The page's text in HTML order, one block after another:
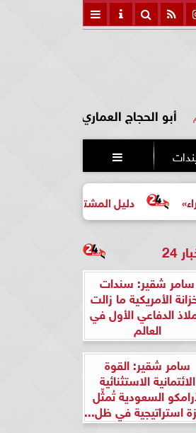
أبو الحجاج العماري

المشتري لأول مرة لاختيار مشروع
24
سامر شقير: سندات
الأمريكية ما زالت
الدفاعي الأول في
العالم
سامر شقير: القوة
الائتمانية الاستثنائية
السعودية تُمثِّل
استراتيجية في ظل...